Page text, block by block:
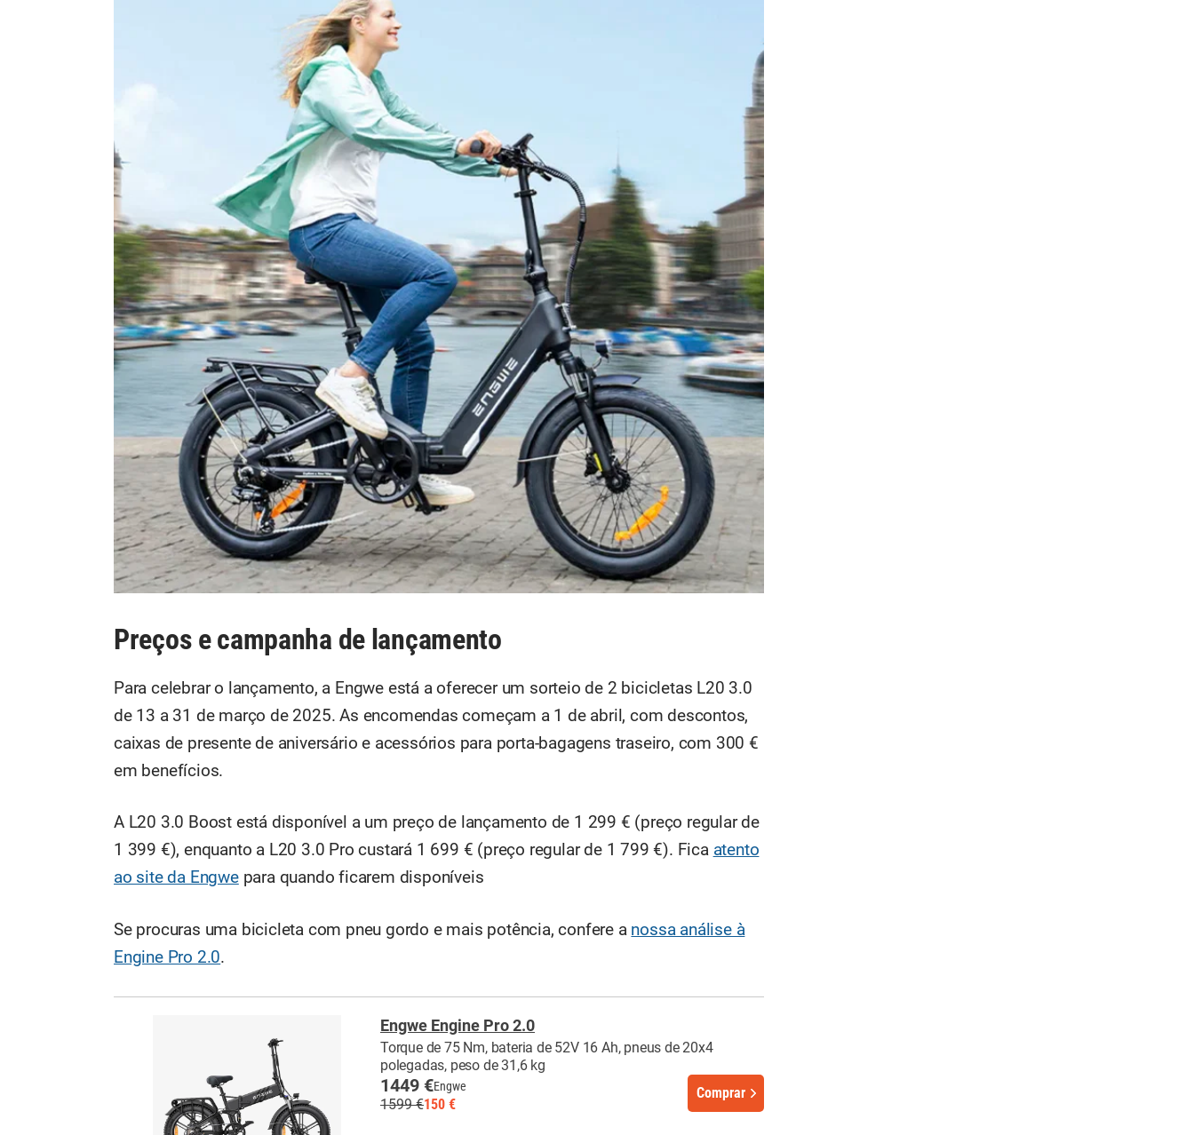
Preços e campanha de lançamento
Para celebrar o lançamento, a Engwe está a oferecer um sorteio de 2 bicicletas L20 3.0
de 13 a 31 de março de 2025. As encomendas começam a 1 de abril, com descontos,
caixas de presente de aniversário e acessórios para porta-bagagens traseiro, com 300 €
em benefícios.
A L20 3.0 Boost está disponível a um preço de lançamento de 1 299 € (preço regular de
1 399 €), enquanto a L20 3.0 Pro custará 1 699 € (preço regular de 1 799 €). Fica atento
ao site da Engwepara quando ficarem disponíveis
Se procuras uma bicicleta com pneu gordo e mais potência, confere a nossa análise à
Engine Pro 2.0.
Engwe Engine Pro 2.0
Torque de 75 Nm, bateria de 52V 16 Ah, pneus de 20x4
polegadas, peso de 31,6 kg
1449 €Engwe
1599 €150 €
Comprar